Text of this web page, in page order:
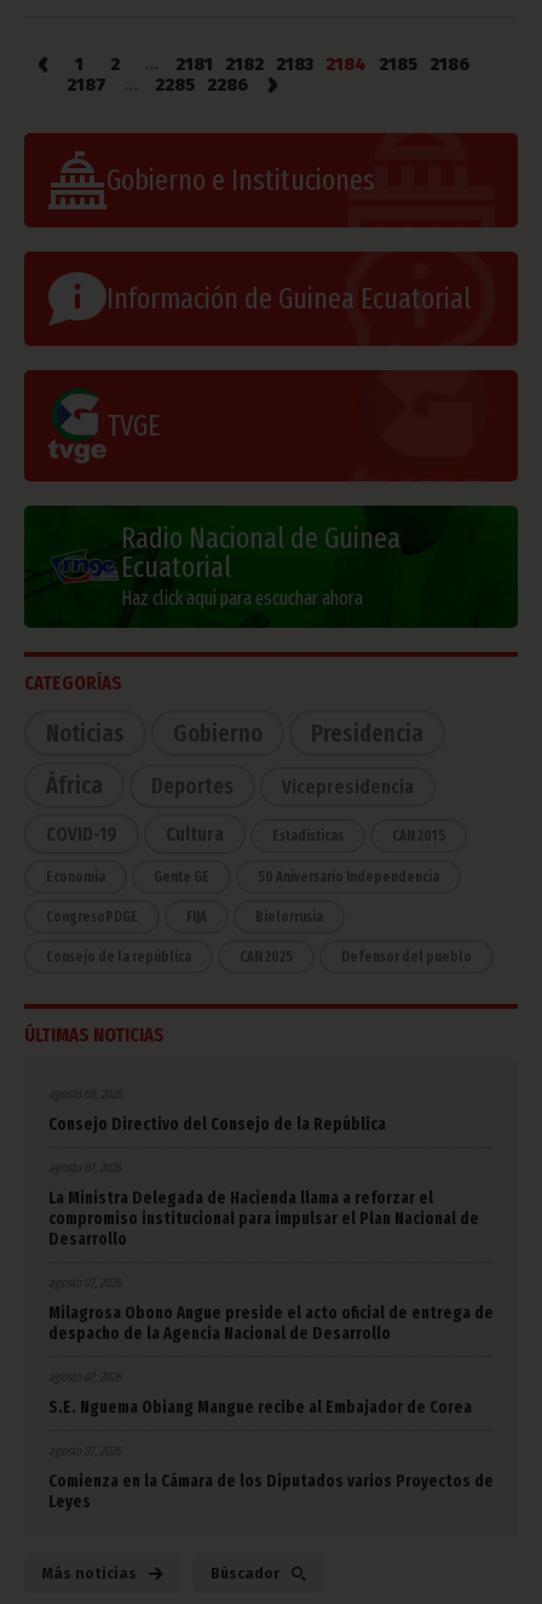
‹ 1 2 2181 2182 2183 2184 2185
2186
2187
2285 2286 ›
Gobierno e Instituciones
Información de Guinea Ecuatorial
TVGE
Radio Nacional de Guinea
Ecuatorial
Haz click aquí para escuchar ahora
CATEGORÍAS
Noticias Gobierno
Presidencia
África
Deportes Vicepresidencia
COVID-19 Cultura Estadísticas CAN 2015
Economía Gente GE 50 Aniversario Independencia
CongresoPDGE FIJA Bielorrusia
Consejo de la república CAN 2025 Defensor del pueblo
ÚLTIMAS NOTICIAS
agosto 08, 2026
Consejo Directivo del Consejo de la República
agosto 07, 2026
La Ministra Delegada de Hacienda llama a reforzar el
compromiso institucional para impulsar el Plan Nacional de
Desarrollo
agosto 07, 2026
Milagrosa Obono Angue preside el acto oficial de entrega de
despacho de la Agencia Nacional de Desarrollo
agosto 07, 2026
S.E. Nguema Obiang Mangue recibe al Embajador de Corea
agosto 07, 2026
Comienza en la Cámara de los Diputados varios Proyectos de
Leyes
Más noticias Búscador